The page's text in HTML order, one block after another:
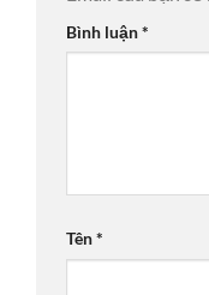
Bình luận*
Tên*